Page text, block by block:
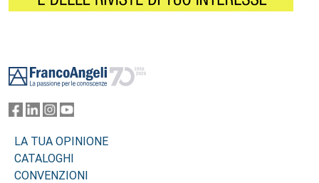
LA TUA OPINIONE
CATALOGHI
CONVENZIONI